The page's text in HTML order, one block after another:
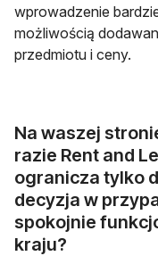
wprowadzenie
możliwością
przedmiotu i ceny.
Na waszej
razie Rent and
ogranicza tylko
decyzja w
spokojnie
kraju?